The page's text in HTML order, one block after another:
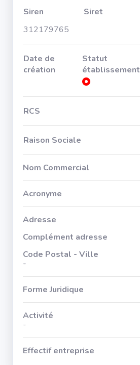
Siren Siret
312179765
Date de
création
Statut
établissement
RCS
Raison Sociale
Nom Commercial
Acronyme
Adresse
Complément adresse
Code Postal - Ville
-
Forme Juridique
Activité
-
Effectif entreprise